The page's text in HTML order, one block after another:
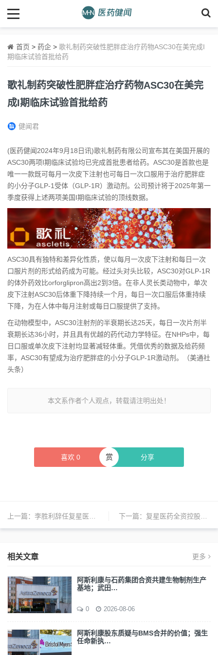
首页 > 药企 > 歌礼制药突破性肥胖症治疗药物ASC30在美完成I
期临床试验首批给药
歌礼制药突破性肥胖症治疗药物ASC30在美完
成I期临床试验首批给药
健闻君
(医药健闻2024年9月18日讯)歌礼制药有限公司宣布其在美国开展的
ASC30两项I期临床试验均已完成首批患者给药。ASC30是首款也是
唯一一款既可每月一次皮下注射也可每日一次口服用于治疗肥胖症
的小分子GLP-1受体（GLP-1R）激动剂。公司预计将于2025年第一
季度获得上述两项美国I期临床试验的顶线数据。
ASC30具有独特和差异化性质，使以每月一次皮下注射和每日一次
口服片剂的形式给药成为可能。经过头对头比较，ASC30对GLP-1R
的体外药效比orforglipron高出2到3倍。在非人灵长类动物中，单次
皮下注射ASC30后体重下降持续一个月，每日一次口服后体重持续
下降，为在人体中每月注射或每日口服提供了支持。
在动物模型中，ASC30注射剂的半衰期长达25天，每日一次片剂半
衰期长达36小时，并且具有优越的药代动力学特征。在NHPs中，每
日口服或单次皮下注射均显著减轻体重。凭借优秀的数据及给药频
率，ASC30有望成为治疗肥胖症的小分子GLP-1R激动剂。（美通社
头条）
本文系作者个人观点，转载请注明出处！
喜欢 0 分享
赏
上一篇： 李胜利辞任复星医药执行总裁；长春高新总经理姜云涛辞职；眼科巨头博士伦寻求出售 | 日报 下一篇： 复星医药全资控股复星凯特；赛诺菲进军放射性制药领域；Moderna将削减11亿美元研发支出 | 日报
相关文章 更多
阿斯利康与石药集团合资共建生物制剂生产
基地；武田…
0 2026-08-06
阿斯利康股东质疑与BMS合并的价值；强生
任命新执…